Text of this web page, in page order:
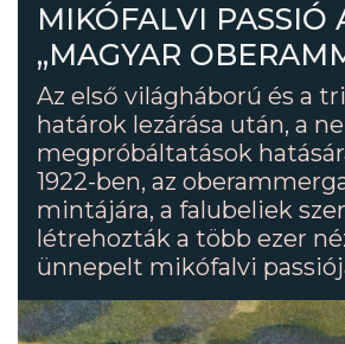
MIKÓFALVI PASSIÓ
„MAGYAR
Az első világháború és a
határok lezárása után, a
megpróbáltatások
1922-ben, az
mintájára, a falubeliek
létrehozták a több ezer
ünnepelt mikófalvi